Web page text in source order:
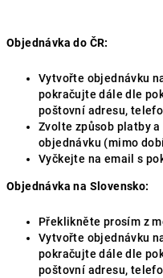
Objednávka do ČR:
Vytvořte objednávku
pokračujte dále dle
poštovní adresu,
Zvolte způsob platby
objednávku (mimo
Vyčkejte na email s
Objednávka na Slovensko:
Překlikněte prosím z
Vytvořte objednávku
pokračujte dále dle
poštovní adresu,